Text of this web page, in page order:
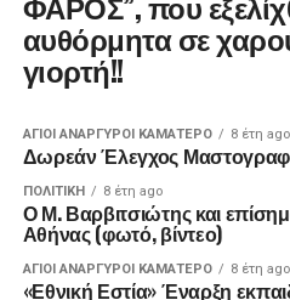
αυθόρμητα σε
γιορτή!!
ΑΓΙΟΙ ΑΝΑΡΓΥΡΟΙ ΚΑΜΑΤΕΡΟ 8 έτη ago
Δωρεάν Έλεγχος
ΠΟΛΙΤΙΚΉ 8 έτη ago
Ο Μ. Βαρβιτσιώτης και
Αθήνας (φωτό, βίντεο)
ΑΓΙΟΙ ΑΝΑΡΓΥΡΟΙ ΚΑΜΑΤΕΡΟ 8 έτη ago
«Εθνική Εστία» Έναρξη